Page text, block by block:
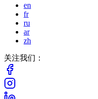
en
fr
ru
ar
zh
关注我们：